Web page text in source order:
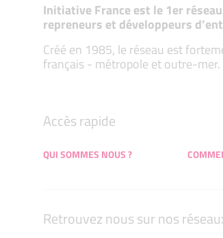
Initiative France est le 1er
repreneurs et développeurs
Créé en 1985, le réseau est
français - métropole et outre-mer.
Accès rapide
QUI SOMMES NOUS ?
Retrouvez nous sur nos